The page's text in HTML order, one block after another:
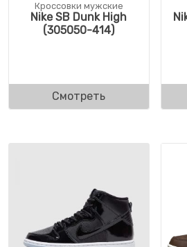
Кроссовки мужские
Nike SB Dunk High
(305050-414)
Смотреть